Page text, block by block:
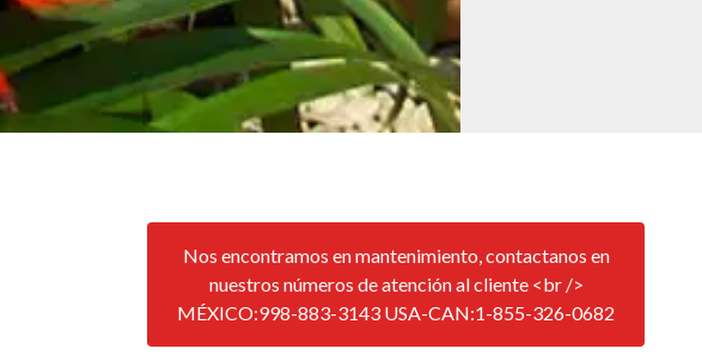
Nos encontramos en mantenimiento, contactanos en
nuestros números de atención al cliente <br />
MÉXICO:998-883-3143 USA-CAN:1-855-326-0682